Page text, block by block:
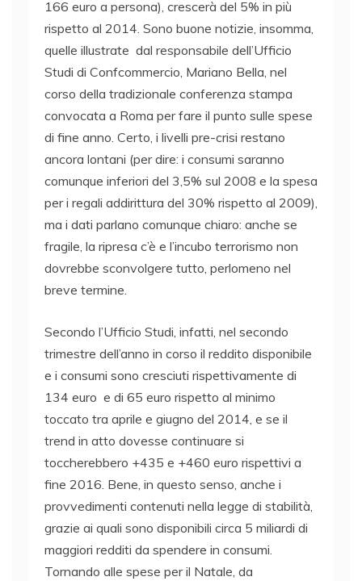
166 euro a persona), crescerà del 5% in più
rispetto al 2014. Sono buone notizie, insomma,
quelle illustrate dal responsabile dell’Ufficio
Studi di Confcommercio, Mariano Bella, nel
corso della tradizionale conferenza stampa
convocata a Roma per fare il punto sulle spese
di fine anno. Certo, i livelli pre-crisi restano
ancora lontani (per dire: i consumi saranno
comunque inferiori del 3,5% sul 2008 e la spesa
per i regali addirittura del 30% rispetto al 2009),
ma i dati parlano comunque chiaro: anche se
fragile, la ripresa c’è e l’incubo terrorismo non
dovrebbe sconvolgere tutto, perlomeno nel
breve termine.
Secondo l’Ufficio Studi, infatti, nel secondo
trimestre dell’anno in corso il reddito disponibile
e i consumi sono cresciuti rispettivamente di
134 euro e di 65 euro rispetto al minimo
toccato tra aprile e giugno del 2014, e se il
trend in atto dovesse continuare si
toccherebbero +435 e +460 euro rispettivi a
fine 2016. Bene, in questo senso, anche i
provvedimenti contenuti nella legge di stabilità,
grazie ai quali sono disponibili circa 5 miliardi di
maggiori redditi da spendere in consumi.
Tornando alle spese per il Natale, da